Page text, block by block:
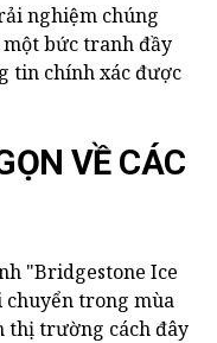
nghiệm chúng
bức tranh đầy
tin chính xác được
VỀ CÁC
"Bridgestone Ice
chuyển trong mùa
thị trường cách đây